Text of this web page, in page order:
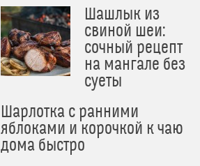
Шашлык из
свиной шеи:
сочный рецепт
на мангале без
суеты
Шарлотка с ранними
яблоками и корочкой к чаю
дома быстро